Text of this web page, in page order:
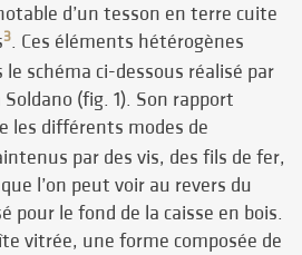
d’un tesson en terre cuite
3. Ces éléments hétérogènes
schéma ci-dessous réalisé par
(fig. 1). Son rapport
les différents modes de
par des vis, des fils de fer,
l’on peut voir au revers du
pour le fond de la caisse en bois.
vitrée, une forme composée de